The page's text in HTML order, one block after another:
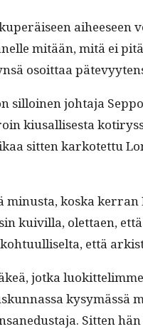
mitään, mitä ei
osoit­taa
johta­ja
kiusal­lis­es­ta
sit­ten karkotet­tu
minus­ta, kos­ka
kuiv­il­la, olet­taen,
että
jot­ka
kysymässä
Sit­ten